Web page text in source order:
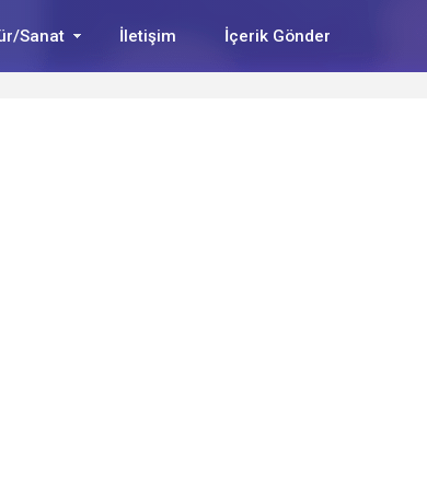
Sanat İletişim İçerik Gönder